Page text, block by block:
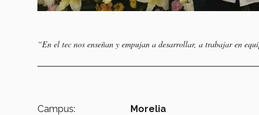
“En el tec nos enseñan y empujan a desarrollar, a trabajar en
Campus:
Morelia